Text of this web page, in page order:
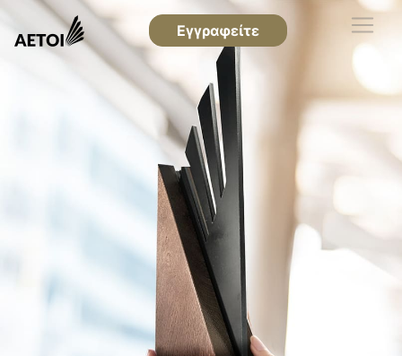
Εγγραφείτε